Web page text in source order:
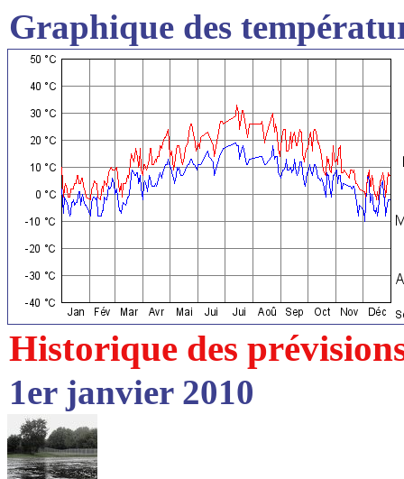
Graphique des
Historique des
1er janvier 2010